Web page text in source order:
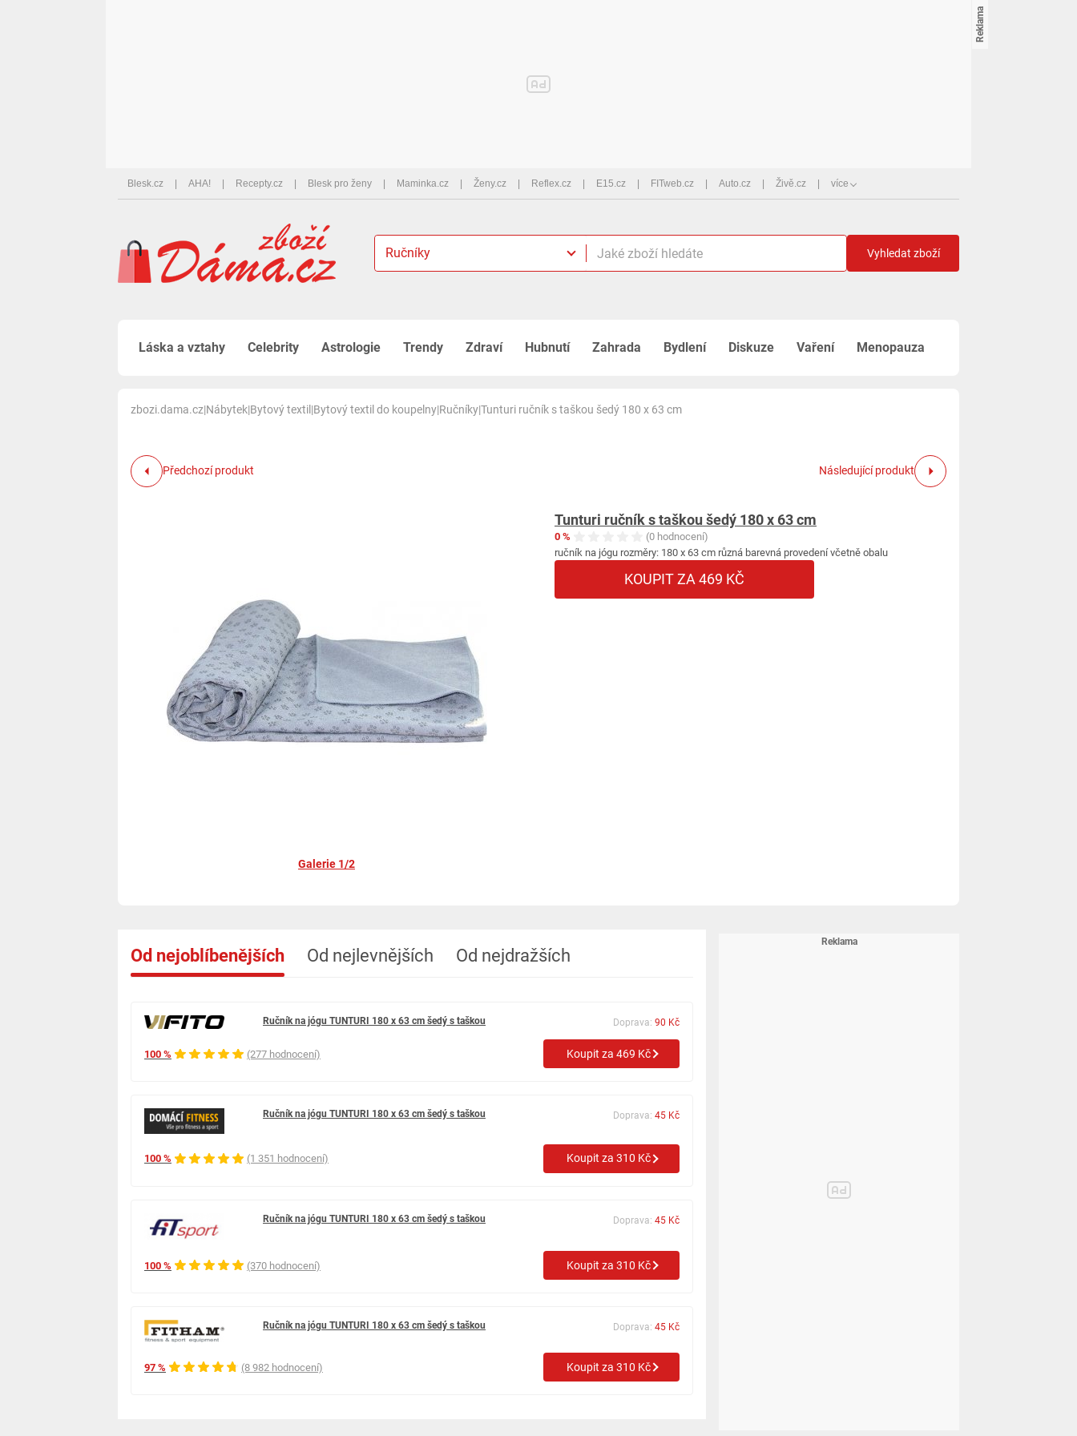
Blesk.cz AHA! Recepty.cz Blesk pro ženy Maminka.cz Ženy.cz Reflex.cz E15.cz FITweb.cz Auto.cz Živě.cz více
Ručníky Vyhledat zboží
Láska a vztahy Celebrity Astrologie Trendy Zdraví Hubnutí Zahrada Bydlení Diskuze Vaření Menopauza
zbozi.dama.cz|Nábytek|Bytový textil |Bytový textil do koupelny|Ručníky|Tunturi ručník s taškou šedý 180 x 63 cm
Předchozí produkt Následující produkt
Galerie 1/2
Tunturi ručník s taškou šedý 180 x 63 cm
0 %
(0 hodnocení)
ručník na jógu rozměry: 180 x 63 cm různá barevná provedení včetně obalu
KOUPIT ZA 469 KČ
Od nejoblíbenějších Od nejlevnějších Od nejdražších
100 % (277 hodnocení)
Ručník na jógu TUNTURI 180 x 63 cm šedý s taškou Doprava: 90 Kč
Koupit za 469 Kč
100 % (1 351 hodnocení)
Ručník na jógu TUNTURI 180 x 63 cm šedý s taškou Doprava: 45 Kč
Koupit za 310 Kč
100 % (370 hodnocení)
Ručník na jógu TUNTURI 180 x 63 cm šedý s taškou Doprava: 45 Kč
Koupit za 310 Kč
97 % (8 982 hodnocení)
Ručník na jógu TUNTURI 180 x 63 cm šedý s taškou Doprava: 45 Kč
Koupit za 310 Kč